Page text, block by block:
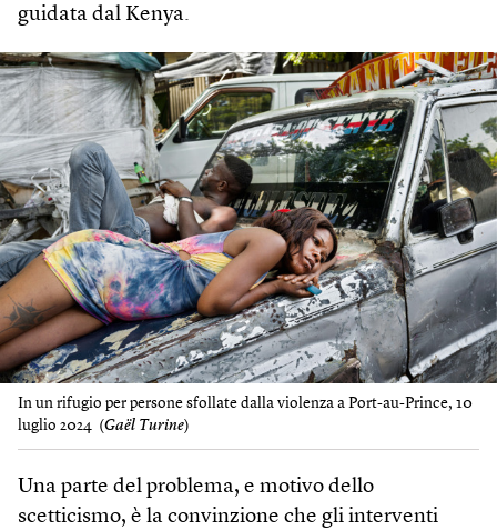
guidata dal Kenya.
In un rifugio per persone sfollate dalla violenza a Port-au-Prince, 10
luglio 2024 (Gaël Turine)
Una parte del problema, e motivo dello
scetticismo, è la convinzione che gli interventi